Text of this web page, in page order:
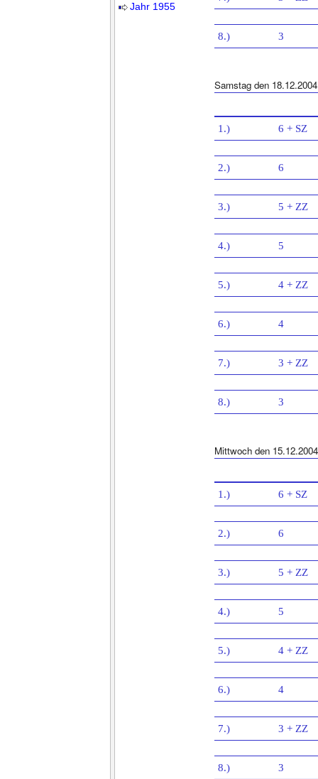
Jahr 1955
8.) 3
Samstag den 18.12.2004
1.) 6 + SZ
2.) 6
3.) 5 + ZZ
4.) 5
5.) 4 + ZZ
6.) 4
7.) 3 + ZZ
8.) 3
Mittwoch den 15.12.2004
1.) 6 + SZ
2.) 6
3.) 5 + ZZ
4.) 5
5.) 4 + ZZ
6.) 4
7.) 3 + ZZ
8.) 3